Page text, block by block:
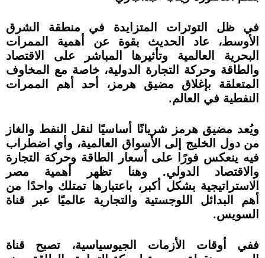
في ظل التوترات المتزايدة في منطقة الشرق
الأوسط، عاد الحديث بقوة عن أهمية الممرات
البحرية العالمية وتأثيرها المباشر على الاقتصاد
والطاقة وحركة التجارة الدولية، خاصة مع المخاوف
المتعلقة بإغلاق مضيق هرمز، أحد أهم الممرات
النفطية في العالم.
ويُعد مضيق هرمز شريانًا أساسيًا لنقل النفط والغاز
من دول الخليج إلى الأسواق العالمية، وأي اضطراب
فيه ينعكس فورًا على أسعار الطاقة وحركة التجارة
والاقتصاد الدولي. وهنا تظهر أهمية مصر
الاستراتيجية بشكل أكبر، باعتبارها تمتلك واحدًا من
أهم البدائل اللوجستية والتجارية عالميًا عبر قناة
السويس.
ففي أوقات الأزمات الجيوسياسية، تصبح قناة